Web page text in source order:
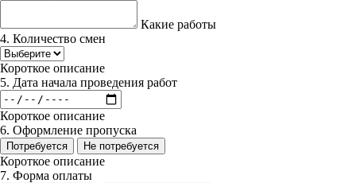
Какие работы
4. Количество смен
Короткое описание
5. Дата начала проведения работ
Короткое описание
6. Оформление пропуска
Потребуется Не потребуется
Короткое описание
7. Форма оплаты